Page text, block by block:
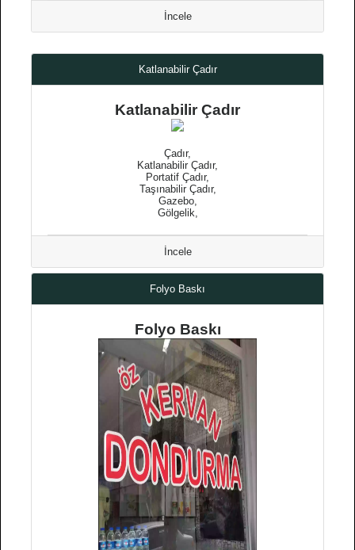
İncele
Katlanabilir Çadır
Katlanabilir Çadır
Çadır,
Katlanabilir Çadır,
Portatif Çadır,
Taşınabilir Çadır,
Gazebo,
Gölgelik,
İncele
Folyo Baskı
Folyo Baskı